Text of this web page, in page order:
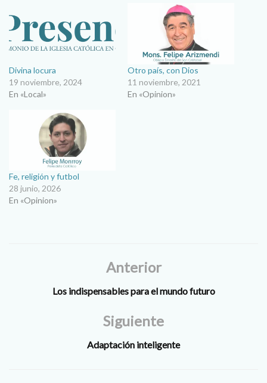
Divina locura
19 noviembre, 2024
En «Local»
Otro país, con Dios
11 noviembre, 2021
En «Opinion»
Fe, religión y futbol
28 junio, 2026
En «Opinion»
Anterior
Los indispensables para el mundo futuro
Siguiente
Adaptación inteligente